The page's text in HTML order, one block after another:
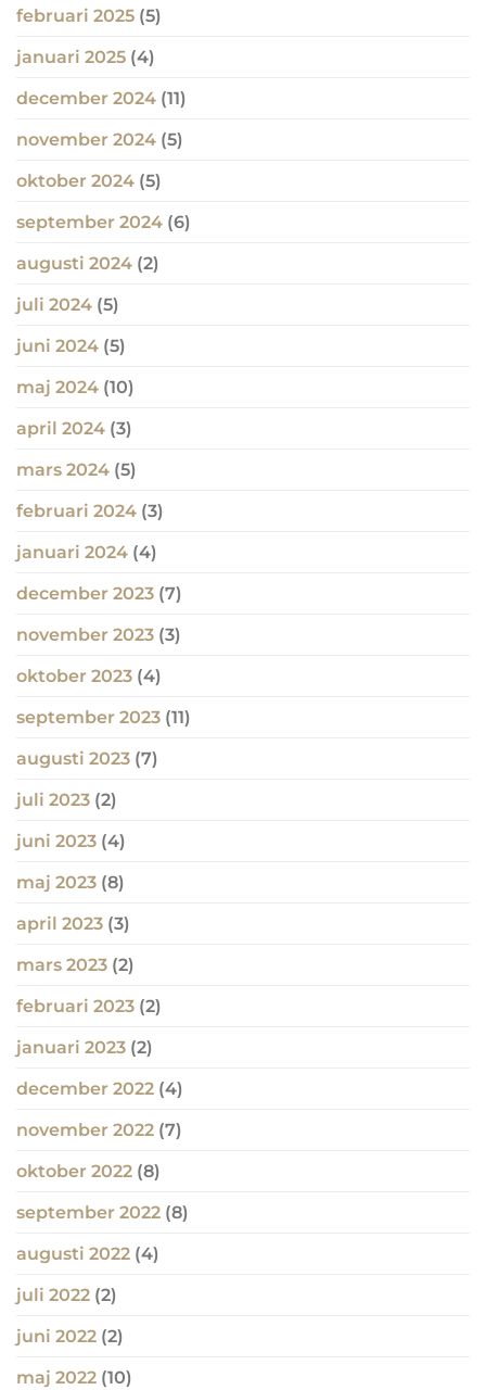
februari 2025 (5)
januari 2025 (4)
december 2024 (11)
november 2024 (5)
oktober 2024 (5)
september 2024 (6)
augusti 2024 (2)
juli 2024 (5)
juni 2024 (5)
maj 2024 (10)
april 2024 (3)
mars 2024 (5)
februari 2024 (3)
januari 2024 (4)
december 2023 (7)
november 2023 (3)
oktober 2023 (4)
september 2023 (11)
augusti 2023 (7)
juli 2023 (2)
juni 2023 (4)
maj 2023 (8)
april 2023 (3)
mars 2023 (2)
februari 2023 (2)
januari 2023 (2)
december 2022 (4)
november 2022 (7)
oktober 2022 (8)
september 2022 (8)
augusti 2022 (4)
juli 2022 (2)
juni 2022 (2)
maj 2022 (10)